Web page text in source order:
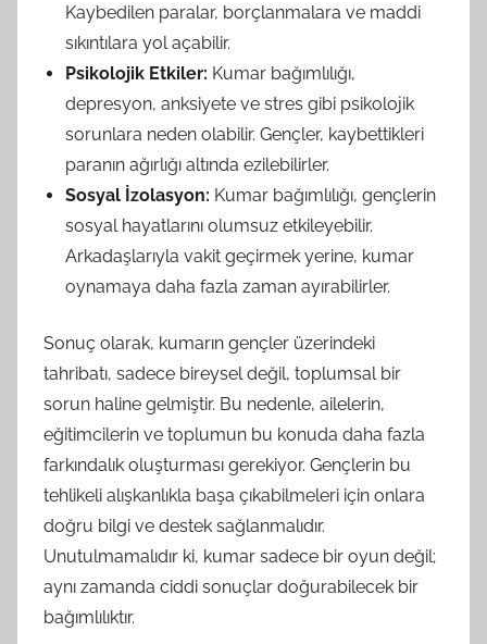
Kaybedilen paralar, borçlanmalara ve maddi
sıkıntılara yol açabilir.
Psikolojik Etkiler: Kumar bağımlılığı,
depresyon, anksiyete ve stres gibi psikolojik
sorunlara neden olabilir. Gençler, kaybettikleri
paranın ağırlığı altında ezilebilirler.
Sosyal İzolasyon: Kumar bağımlılığı, gençlerin
sosyal hayatlarını olumsuz etkileyebilir.
Arkadaşlarıyla vakit geçirmek yerine, kumar
oynamaya daha fazla zaman ayırabilirler.
Sonuç olarak, kumarın gençler üzerindeki
tahribatı, sadece bireysel değil, toplumsal bir
sorun haline gelmiştir. Bu nedenle, ailelerin,
eğitimcilerin ve toplumun bu konuda daha fazla
farkındalık oluşturması gerekiyor. Gençlerin bu
tehlikeli alışkanlıkla başa çıkabilmeleri için onlara
doğru bilgi ve destek sağlanmalıdır.
Unutulmamalıdır ki, kumar sadece bir oyun değil;
aynı zamanda ciddi sonuçlar doğurabilecek bir
bağımlılıktır.